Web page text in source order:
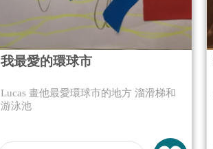
我最愛的環球市
Lucas 畫他最愛環球市的地方 溜滑梯和
游泳池